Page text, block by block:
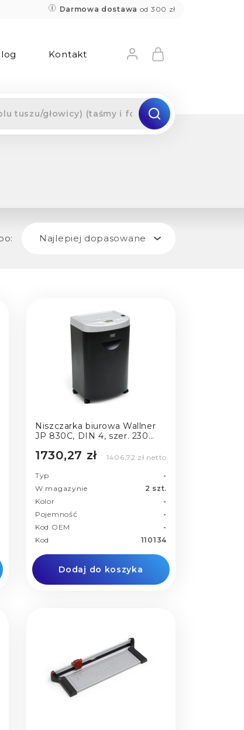
Darmowa dostawa od 300 zł
Kontakt
Najlepiej dopasowane
Niszczarka biurowa Wallner
JP 830C, DIN 4, szer. 230
1730,27 zł 1406,72 zł netto
Typ
-
W magazynie
2 szt.
Kolor
-
Pojemność
-
Kod OEM
-
Kod
110134
Dodaj do koszyka